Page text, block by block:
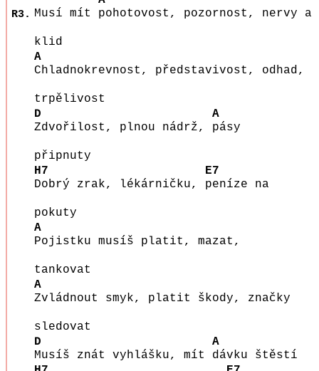
R3. Musí mít pohotovost, pozornost, nervy a
klid
A
Chladnokrevnost, představivost, odhad,
trpělivost
D
Zdvořilost, plnou nádrž,
A
pásy
připnuty
H7
Dobrý zrak, lékárničku,
E7
peníze na
pokuty
A
Pojistku musíš platit, mazat,
tankovat
A
Zvládnout smyk, platit škody, značky
sledovat
D
Musíš znát vyhlášku, mít
A
dávku štěstí